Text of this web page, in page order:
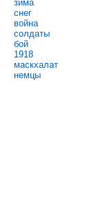
зима
снег
война
солдаты
бой
1918
маскхалат
немцы